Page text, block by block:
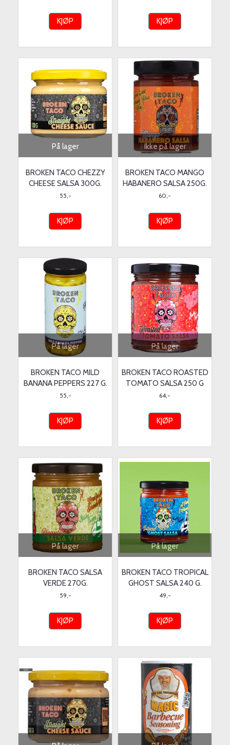
KJØP KJØP
På lager
BROKEN TACO CHEZZY
CHEESE SALSA 300G.
55,-
KJØP
Ikke på lager
BROKEN TACO MANGO
HABANERO SALSA 250G.
60,-
KJØP
På lager
BROKEN TACO MILD
BANANA PEPPERS 227 G.
55,-
KJØP
På lager
BROKEN TACO ROASTED
TOMATO SALSA 250 G
64,-
KJØP
På lager
BROKEN TACO SALSA
VERDE 270G.
59,-
KJØP
På lager
BROKEN TACO TROPICAL
GHOST SALSA 240 G.
49,-
KJØP